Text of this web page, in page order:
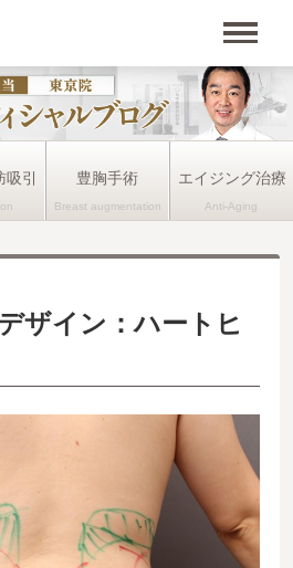
引 豊胸手術 エイジング治療
ザイン：ハートヒ